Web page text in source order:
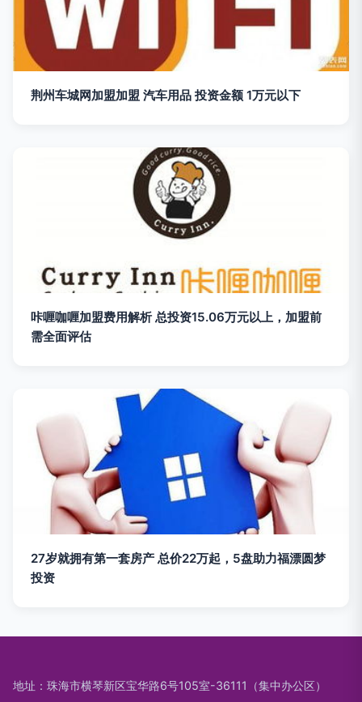
荆州车城网加盟加盟 汽车用品 投资金额 1万元以下
咔喱咖喱加盟费用解析 总投资15.06万元以上，加盟前
需全面评估
27岁就拥有第一套房产 总价22万起，5盘助力福漂圆梦
投资
地址：珠海市横琴新区宝华路6号105室-36111（集中办公区）